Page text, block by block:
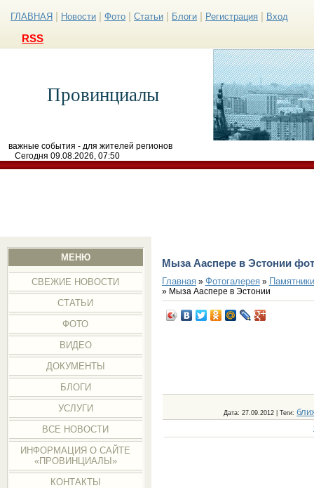
ГЛАВНАЯ Новости Фото Статьи Блоги Регистрация Вход
RSS
Провинциалы
важные события - для жителей регионов
Сегодня 09.08.2026, 07:50
МЕНЮ
СВЕЖИЕ НОВОСТИ
СТАТЬИ
ФОТО
ВИДЕО
ДОКУМЕНТЫ
БЛОГИ
УСЛУГИ
ВСЕ НОВОСТИ
ИНФОРМАЦИЯ О САЙТЕ
«ПРОВИНЦИАЛЫ»
КОНТАКТЫ
Мыза Ааспере в Эстонии
Главная» Фотогалерея»
» Мыза Ааспере в Эстонии
Дата: 27.09.2012 |Теги: